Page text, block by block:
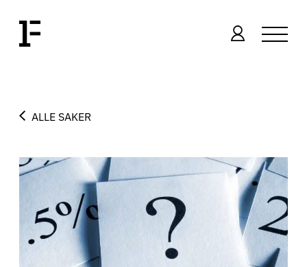
ALLE SAKER